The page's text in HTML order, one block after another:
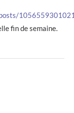
fin de semaine.